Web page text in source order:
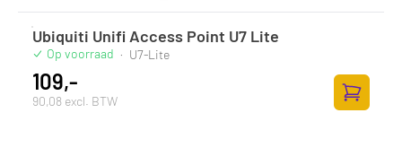
Ubiquiti Unifi Access Point U7 Lite
Op voorraad · U7-Lite
109,-
90,08 excl. BTW